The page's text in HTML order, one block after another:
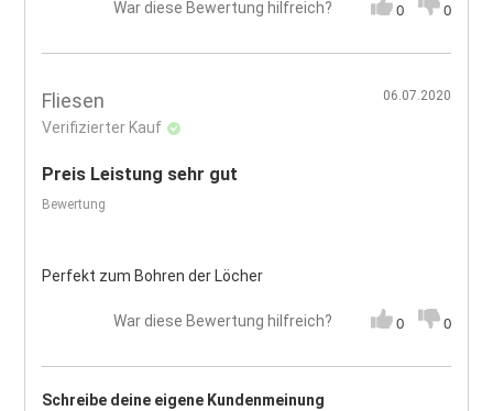
War diese Bewertung hilfreich? 0 0
Fliesen
Verifizierter Kauf
06.07.2020
Preis Leistung sehr gut
Bewertung
Perfekt zum Bohren der Löcher
War diese Bewertung hilfreich? 0 0
Schreibe deine eigene Kundenmeinung